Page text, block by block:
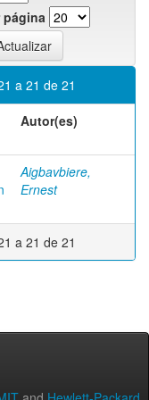
página
a 21 de 21
Autor(es)
Aigbavbiere,
Ernest
a 21 de 21